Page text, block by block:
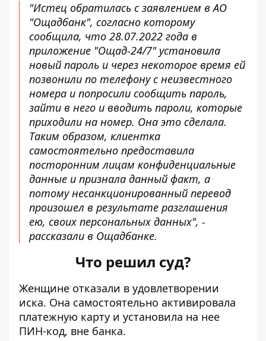
"Истец обратилась с заявлением в АО
"Ощадбанк", согласно которому
сообщила, что 28.07.2022 года в
приложение "Ощад-24/7" установила
новый пароль и через некоторое время ей
позвонили по телефону с неизвестного
номера и попросили сообщить пароль,
зайти в него и вводить пароли, которые
приходили на номер. Она это сделала.
Таким образом, клиентка
самостоятельно предоставила
посторонним лицам конфиденциальные
данные и признала данный факт, а
потому несанкционированный перевод
произошел в результате разглашения
ею, своих персональных данных", -
рассказали в Ощадбанке.
Что решил суд?
Женщине отказали в удовлетворении
иска. Она самостоятельно активировала
платежную карту и установила на нее
ПИН-код, вне банка.